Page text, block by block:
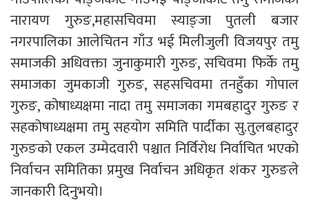
नारायण गुरुङ,महासचिवमा स्याङ्जा पुतली बजार
नगरपालिका आलेचितन गाँउ भई मिलीजुली विजयपुर तमु
समाजकी अधिवक्ता जुनाकुमारी गुरुङ, सचिवमा फिर्के तमु
समाजका जुमकाजी गुरुङ, सहसचिवमा तनहुँका गोपाल
गुरुङ, कोषाध्यक्षमा नादा तमु समाजका गमबहादुर गुरुङ र
सहकोषाध्यक्षमा तमु सहयोग समिति पार्दीका सु.तुलबहादुर
गुरुङको एकल उम्मेदवारी पश्चात निर्विरोध निर्वाचित भएको
निर्वाचन समितिका प्रमुख निर्वाचन अधिकृत शंकर गुरुङले
जानकारी दिनुभयो।